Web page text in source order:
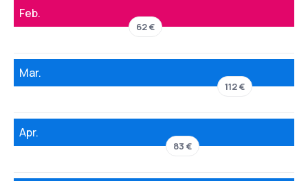
Feb.
62 €
Mar.
112 €
Apr.
83 €